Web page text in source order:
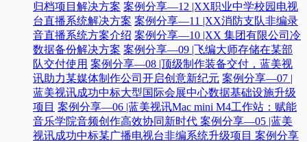
归档项目解决方案 案例分享—12 |XX职业中学校园电视
台直播系统解决方案 案例分享—11 |XX消防支队非编录
音直播系统方案介绍 案例分享—10 |XX 集团有限公司冷
数据备份解决方案 案例分享—09 |飞编大师存储在某部
队交付使用 案例分享—08 |顶级制作装备交付，蓝美视
讯助力某媒体制作公司开启创意新纪元 案例分享—07 |
蓝美视讯成功中标大型国际会展中心数据基础设施升级
项目 案例分享—06 |蓝美视讯Mac mini M4工作站：赋能
音乐学院音频创作高效协同新时代​ 案例分享—05 |蓝美
视讯成功中标某广播电视台非编系统升级项目​ 案例分享